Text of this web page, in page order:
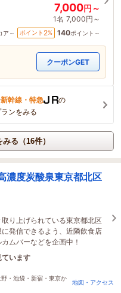
7,000円～
1名 7,000円～
ア～ ポイント 2% 140ポイント～
クーポンGET
新幹線・特急
の
ンをみる
る（16件）
濃度炭酸泉東京都北区
り上げられている東京都北区
発信できるよう、近隣飲食店
ムバーなどを企画中！
います
・池袋・新宿・東京か
地図・アクセス